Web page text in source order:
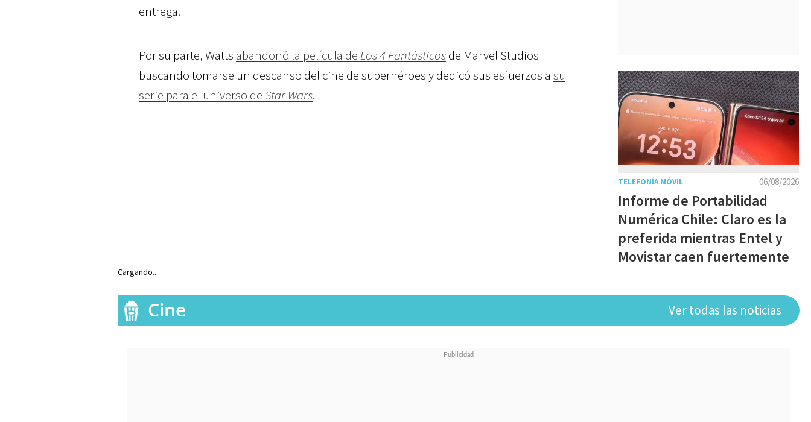
entrega.
Por su parte, Watts abandonó la película de Los 4 Fantásticosde Marvel Studios
buscando tomarse un descanso del cine de superhéroes y dedicó sus esfuerzos a su
serie para el universo deStar Wars.
06/08/2026
TELEFONÍA MÓVIL
Informe de Portabilidad
Numérica Chile: Claro es la
preferida mientras Entel y
Movistar caen fuertemente
Cargando...
Ver todas las noticias
Cine